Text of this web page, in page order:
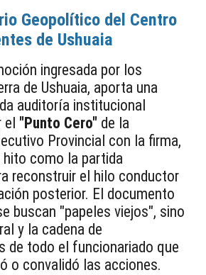
Geopolítico del Centro
de Ushuaia
ingresada por los
de Ushuaia, aporta una
auditoría institucional
"Punto Cero" de la
Provincial con la firma,
como la partida
reconstruir el hilo conductor
posterior. El documento
buscan "papeles viejos", sino
y la cadena de
de todo el funcionariado que
o convalidó las acciones.